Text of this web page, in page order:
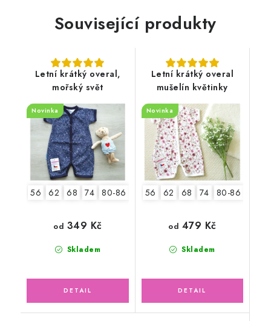
Související produkty
Letní krátký overal,
mořský svět
Novinka
56 62 68 74 80-86 92-98
Skladem
od 349 Kč
Letní krátký overal
mušelín květinky
Novinka
56 62 68 74 80-86
Skladem
od 479 Kč